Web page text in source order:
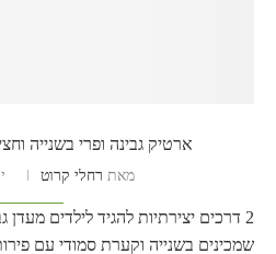
ארטיק גבינה ופרי בשנייה
מאת רחלי קרוט
2 דרכים יצירתיות להגיד לילדים
שמכינים בשנייה וקערת סמודי עם